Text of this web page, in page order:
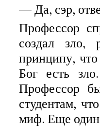
— Да, сэр,
Профессор
создал зло,
принципу,
Бог есть
Профессор
студентам,
миф. Еще один